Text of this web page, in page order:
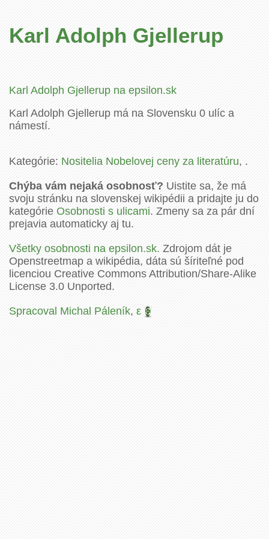
Karl Adolph Gjellerup
Karl Adolph Gjellerup na epsilon.sk
Karl Adolph Gjellerup má na Slovensku 0 ulíc a
námestí.
Kategórie:Nositelia Nobelovej ceny za literatúru, .
Chýba vám nejaká osobnosť?Uistite sa, že má
svoju stránku na slovenskej wikipédii a pridajte ju do
kategórieOsobnosti s ulicami. Zmeny sa za pár dní
prejavia automaticky aj tu.
Všetky osobnosti na epsilon.sk.Zdrojom dát je
Openstreetmap a wikipédia, dáta sú šíriteľné pod
licenciou Creative Commons Attribution/Share-Alike
License 3.0 Unported.
Spracoval Michal Páleník,ε